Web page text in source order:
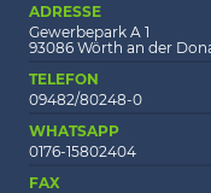
ADRESSE
Gewerbepark A 1
93086 Wörth an der
TELEFON
09482/80248-0
WHATSAPP
0176-15802404
FAX